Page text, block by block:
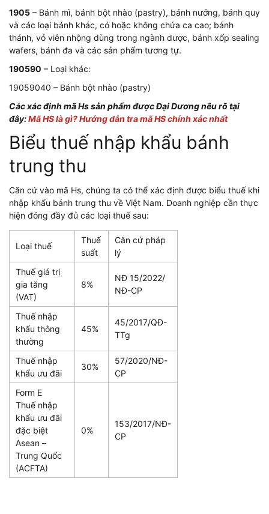
1905 – Bánh mì, bánh bột nhào (pastry), bánh nướng, bánh quy
và các loại bánh khác, có hoặc không chứa ca cao; bánh
thánh, vỏ viên nhộng dùng trong ngành dược, bánh xốp sealing
wafers, bánh đa và các sản phẩm tương tự.
190590 – Loại khác:
19059040 – Bánh bột nhào (pastry)
Các xác định mã Hs sản phẩm được Đại Dương nêu rõ tại
đây:Mã HS là gì? Hướng dẫn tra mã HS chính xác nhất
Biểu thuế nhập khẩu bánh
trung thu
Căn cứ vào mã Hs, chúng ta có thể xác định được biểu thuế khi
nhập khẩu bánh trung thu về Việt Nam. Doanh nghiệp cần thực
hiện đóng đầy đủ các loại thuế sau:
Loại thuế
Thuế
suất
Căn cứ pháp
lý
Thuế giá trị
gia tăng
(VAT)
8%
NĐ 15/2022/
NĐ-CP
Thuế nhập
khẩu thông
thường
45%
45/2017/QĐ-
TTg
Thuế nhập
khẩu ưu đãi
30%
57/2020/NĐ-
CP
Form E
Thuế nhập
khẩu ưu đãi
đặc biệt
Asean –
Trung Quốc
(ACFTA)
0%
153/2017/NĐ-
CP